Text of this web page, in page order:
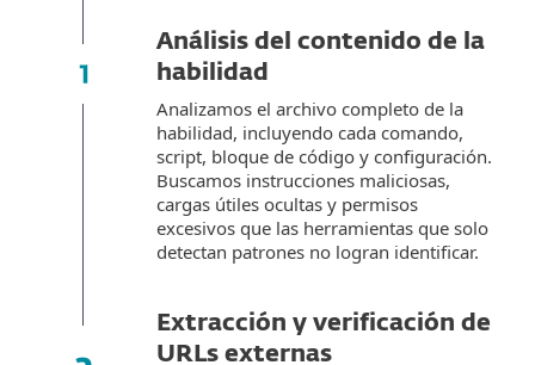
Análisis del contenido de la
habilidad
Analizamos el archivo completo de la
habilidad, incluyendo cada comando,
script, bloque de código y configuración.
Buscamos instrucciones maliciosas,
cargas útiles ocultas y permisos
excesivos que las herramientas que solo
detectan patrones no logran identificar.
Extracción y verificación de
URLs externas